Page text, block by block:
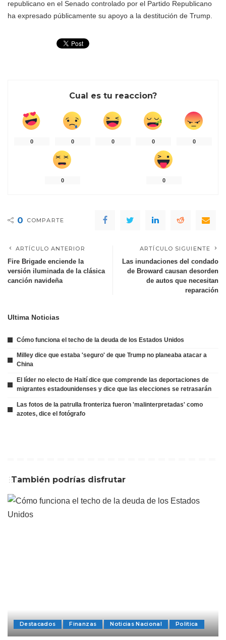
republicano en el Senado controlado por el Partido Republicano
ha expresado públicamente su apoyo a la destitución de Trump.
Cual es tu reaccion?
0 0 0 0 0
0 0
0 COMPARTE
ARTÍCULO ANTERIOR
Fire Brigade enciende la
versión iluminada de la clásica
canción navideña
ARTÍCULO SIGUIENTE
Las inundaciones del condado
de Broward causan desorden
de autos que necesitan
reparación
Ultima Noticias
Cómo funciona el techo de la deuda de los Estados Unidos
Milley dice que estaba 'seguro' de que Trump no planeaba atacar a
China
El líder no electo de Haití dice que comprende las deportaciones de
migrantes estadounidenses y dice que las elecciones se retrasarán
Las fotos de la patrulla fronteriza fueron 'malinterpretadas' como
azotes, dice el fotógrafo
También podrías disfrutar
Destacados Finanzas Noticias Nacional Politica